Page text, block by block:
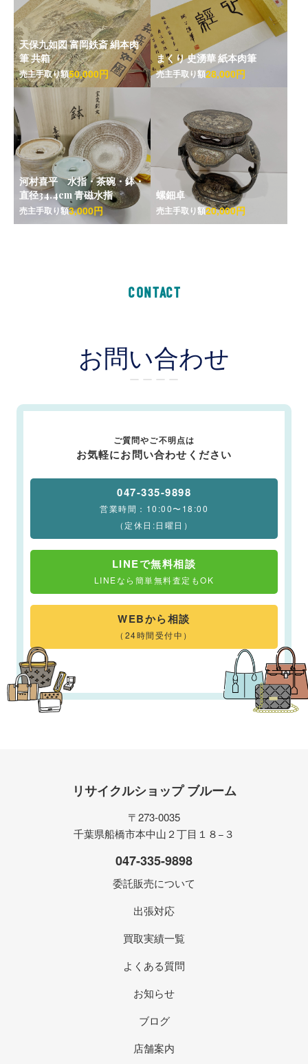
天保九如図 富岡鉄斎 絹本肉
筆 共箱
売主手取り額50,000円
まくり 史湧華 紙本肉筆
売主手取り額28,000円
河村喜平 水指・茶碗・鉢・
直径34.4cm 青磁水指
売主手取り額3,000円
螺鈿卓
売主手取り額20,000円
CONTACT
お問い合わせ
ー ー ー ー
ご質問やご不明点は
お気軽にお問い合わせください
047-335-9898
営業時間：10:00〜18:00
（定休日:日曜日）
LINEで無料相談
LINEなら簡単無料査定もOK
WEBから相談
（24時間受付中）
リサイクルショップ ブルーム
〒273-0035
千葉県船橋市本中山２丁目１８−３
047-335-9898
委託販売について
出張対応
買取実績一覧
よくある質問
お知らせ
ブログ
店舗案内